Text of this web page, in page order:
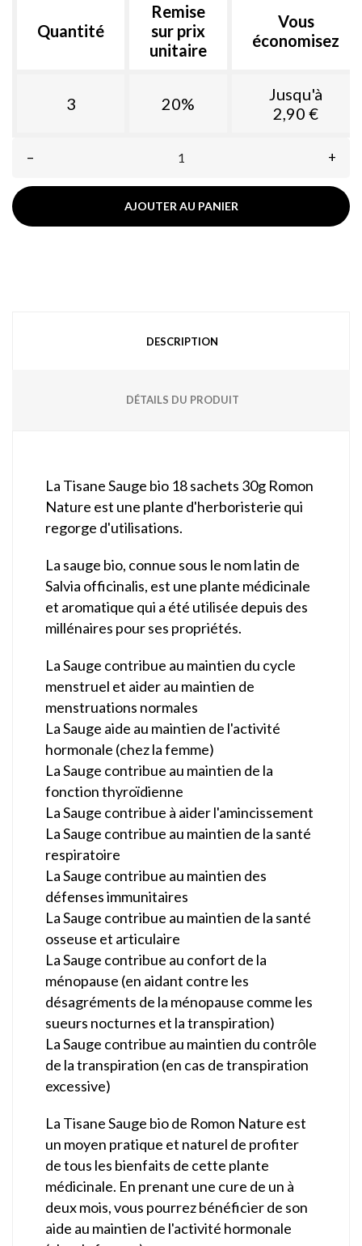
Quantité
Remise
sur prix
unitaire
Vous
économisez
3 20%
Jusqu'à
2,90 €
– +
AJOUTER AU PANIER
DESCRIPTION
DÉTAILS DU PRODUIT
La Tisane Sauge bio 18 sachets 30g Romon
Nature est une plante d'herboristerie qui
regorge d'utilisations.
La sauge bio, connue sous le nom latin de
Salvia officinalis, est une plante médicinale
et aromatique qui a été utilisée depuis des
millénaires pour ses propriétés.
La Sauge contribue au maintien du cycle
menstruel et aider au maintien de
menstruations normales
La Sauge aide au maintien de l'activité
hormonale (chez la femme)
La Sauge contribue au maintien de la
fonction thyroïdienne
La Sauge contribue à aider l'amincissement
La Sauge contribue au maintien de la santé
respiratoire
La Sauge contribue au maintien des
défenses immunitaires
La Sauge contribue au maintien de la santé
osseuse et articulaire
La Sauge contribue au confort de la
ménopause (en aidant contre les
désagréments de la ménopause comme les
sueurs nocturnes et la transpiration)
La Sauge contribue au maintien du contrôle
de la transpiration (en cas de transpiration
excessive)
La Tisane Sauge bio de Romon Nature est
un moyen pratique et naturel de profiter
de tous les bienfaits de cette plante
médicinale. En prenant une cure de un à
deux mois, vous pourrez bénéficier de son
aide au maintien de l'activité hormonale